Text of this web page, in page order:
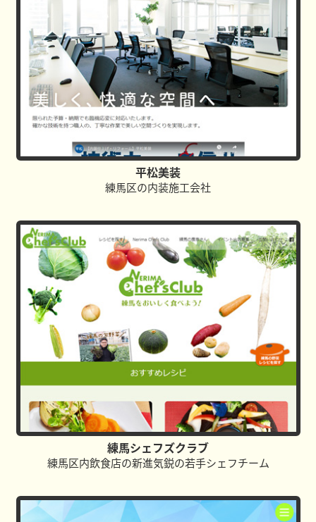
平松美装
練馬区の内装施工会社
練馬シェフズクラブ
練馬区内飲食店の新進気鋭の若手シェフチーム